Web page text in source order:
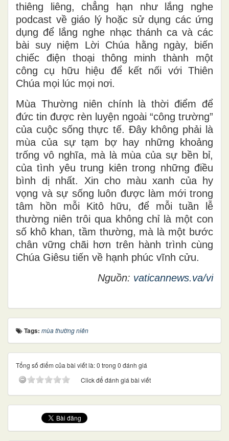
thiêng liêng, chẳng hạn như lắng nghe
podcast về giáo lý hoặc sử dụng các ứng
dụng để lắng nghe nhạc thánh ca và các
bài suy niệm Lời Chúa hằng ngày, biến
chiếc điện thoại thông minh thành một
công cụ hữu hiệu để kết nối với Thiên
Chúa mọi lúc mọi nơi.
Mùa Thường niên chính là thời điểm để
đức tin được rèn luyện ngoài “công trường”
của cuộc sống thực tế. Đây không phải là
mùa của sự tạm bợ hay những khoảng
trống vô nghĩa, mà là mùa của sự bền bỉ,
của tình yêu trung kiên trong những điều
bình dị nhất. Xin cho màu xanh của hy
vọng và sự sống luôn được làm mới trong
tâm hồn mỗi Kitô hữu, để mỗi tuần lễ
thường niên trôi qua không chỉ là một con
số khô khan, tầm thường, mà là một bước
chân vững chãi hơn trên hành trình cùng
Chúa Giêsu tiến về hạnh phúc vĩnh cửu.
Nguồn: vaticannews.va/vi
Tags: mùa thường niên
Tổng số điểm của bài viết là: 0 trong 0 đánh giá
Click để đánh giá bài viết